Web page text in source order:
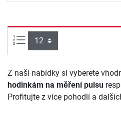
Počet výrobků na straně:
Z naší nabídky si vyberete
hodinkám na měření pulsu
Profitujte z více pohodlí a